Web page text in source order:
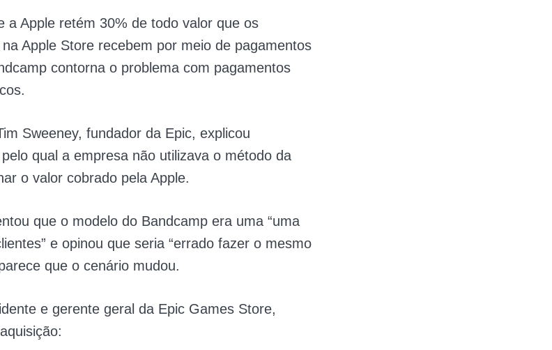
a Apple retém 30% de todo valor que os
Apple Store recebem por meio de pagamentos
contorna o problema com pagamentos
Sweeney, fundador da Epic, explicou
qual a empresa não utilizava o método da
o valor cobrado pela Apple.
que o modelo do Bandcamp era uma “uma
e opinou que seria “errado fazer o mesmo
que o cenário mudou.
e gerente geral da Epic Games Store,